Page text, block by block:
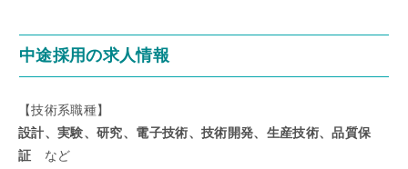
中途採用の求人情報
【技術系職種】
設計、実験、研究、電子技術、技術開発、生産技術、品質保
証 など